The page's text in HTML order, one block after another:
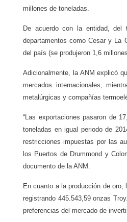
millones de toneladas.
De acuerdo con la entidad, del
departamentos como Cesar y La
del país (se produjeron 1,6
Adicionalmente, la ANM explicó
mercados internacionales,
metalúrgicas y compañías
“Las exportaciones pasaron de
toneladas en igual periodo de
restricciones impuestas por las
los Puertos de Drummond y
documento de la ANM.
En cuanto a la producción de
registrando 445.543,59 onzas
preferencias del mercado de